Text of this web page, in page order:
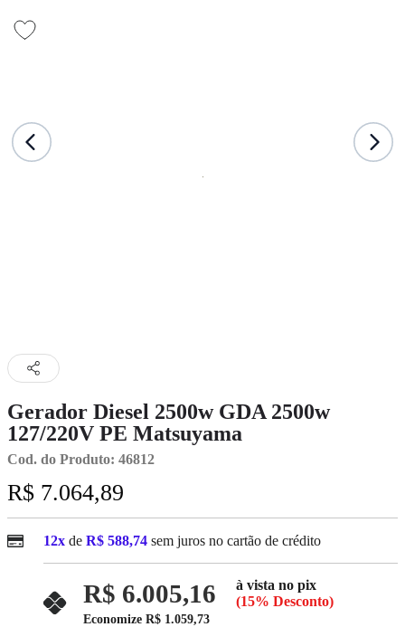
Gerador Diesel 2500w GDA 2500w
127/220V PE Matsuyama
Cod. do Produto: 46812
R$ 7.064,89
12x de R$ 588,74 sem juros no cartão de crédito
R$ 6.005,16
à vista no pix
(15% Desconto)
Economize R$ 1.059,73